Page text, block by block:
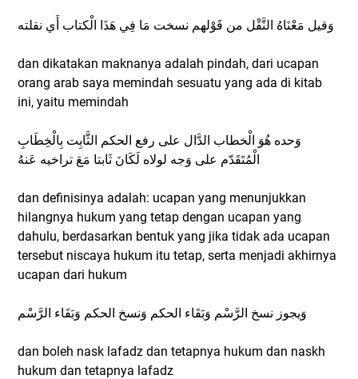
وَقيل مَعْنَاهُ النَّقْل من قَوْلهم نسخت مَا فِي هَذَا الْكتاب أَي نقلته
dan dikatakan maknanya adalah pindah, dari ucapan
orang arab saya memindah sesuatu yang ada di kitab
ini, yaitu memindah
وَحده هُوَ الْخطاب الدَّال على رفع الحكم الثَّابِت بِالْخِطَابِ
الْمُتَقَدّم على وَجه لولاه لَكَانَ ثَابتا مَعَ تراخيه عَنهُ
dan definisinya adalah: ucapan yang menunjukkan
hilangnya hukum yang tetap dengan ucapan yang
dahulu, berdasarkan bentuk yang jika tidak ada ucapan
tersebut niscaya hukum itu tetap, serta menjadi akhirnya
ucapan dari hukum
وَيجوز نسخ الرَّسْم وَبَقَاء الحكم وَنسخ الحكم وَبَقَاء الرَّسْم
dan boleh nask lafadz dan tetapnya hukum dan naskh
hukum dan tetapnya lafadz